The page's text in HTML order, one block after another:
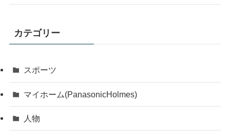
カテゴリー
スポーツ
マイホーム(PanasonicHolmes)
人物